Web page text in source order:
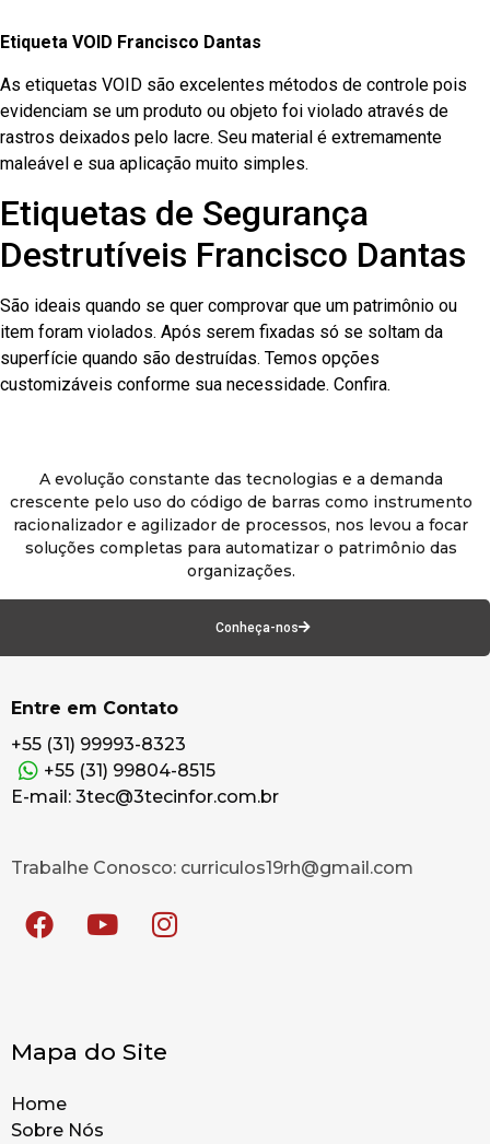
Etiqueta VOID Francisco Dantas
As etiquetas VOID são excelentes métodos de controle pois
evidenciam se um produto ou objeto foi violado através de
rastros deixados pelo lacre. Seu material é extremamente
maleável e sua aplicação muito simples.
Etiquetas de Segurança
Destrutíveis Francisco Dantas
São ideais quando se quer comprovar que um patrimônio ou
item foram violados. Após serem fixadas só se soltam da
superfície quando são destruídas. Temos opções
customizáveis conforme sua necessidade. Confira.
A evolução constante das tecnologias e a demanda
crescente pelo uso do código de barras como instrumento
racionalizador e agilizador de processos, nos levou a focar
soluções completas para automatizar o patrimônio das
organizações.
Conheça-nos
Entre em Contato
+55 (31) 99993-8323
+55 (31) 99804-8515
E-mail: 3tec@3tecinfor.com.br
Trabalhe Conosco: curriculos19rh@gmail.com
Mapa do Site
Home
Sobre Nós